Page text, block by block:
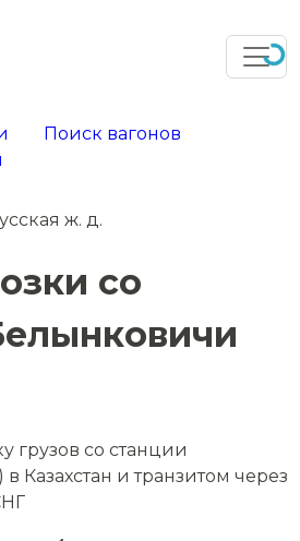
Поиск вагонов
ж. д.
со
грузов со станции
Казахстан и транзитом через